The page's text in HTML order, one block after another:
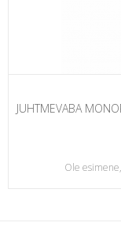
JUHTMEVABA
Ole